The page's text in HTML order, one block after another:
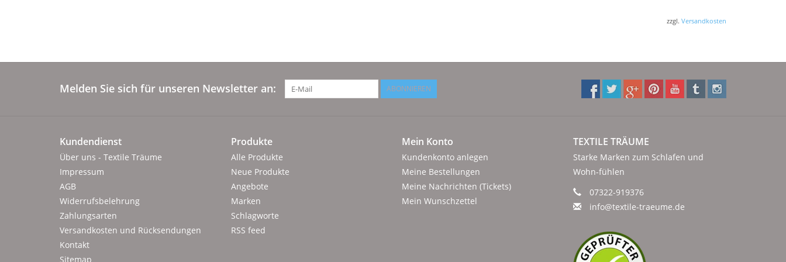
zzgl. Versandkosten
Melden Sie sich für unseren Newsletter an: ABONNIEREN
Kundendienst
Über uns - Textile Träume
Impressum
AGB
Widerrufsbelehrung
Zahlungsarten
Versandkosten und Rücksendungen
Kontakt
Sitemap
Produkte
Alle Produkte
Neue Produkte
Angebote
Marken
Schlagworte
RSS feed
Mein Konto
Kundenkonto anlegen
Meine Bestellungen
Meine Nachrichten (Tickets)
Mein Wunschzettel
TEXTILE TRÄUME
Starke Marken zum Schlafen und
Wohn-fühlen
07322-919376
info@textile-traeume.de